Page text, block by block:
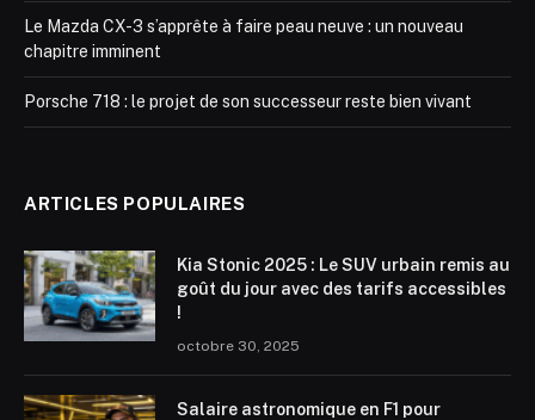
Le Mazda CX-3 s’apprête à faire peau neuve : un nouveau
chapitre imminent
Porsche 718 : le projet de son successeur reste bien vivant
ARTICLES POPULAIRES
Kia Stonic 2025 : Le SUV urbain remis au
goût du jour avec des tarifs accessibles
!
octobre 30, 2025
Salaire astronomique en F1 pour